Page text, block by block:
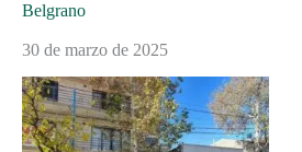
Belgrano
30 de marzo de 2025